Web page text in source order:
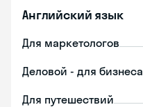
Английский язык
Для маркетологов
Деловой - для бизнеса
Для путешествий